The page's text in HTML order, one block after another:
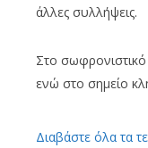
άλλες συλλήψεις.
Στο
ενώ στο σημείο
Διαβάστε όλα τα